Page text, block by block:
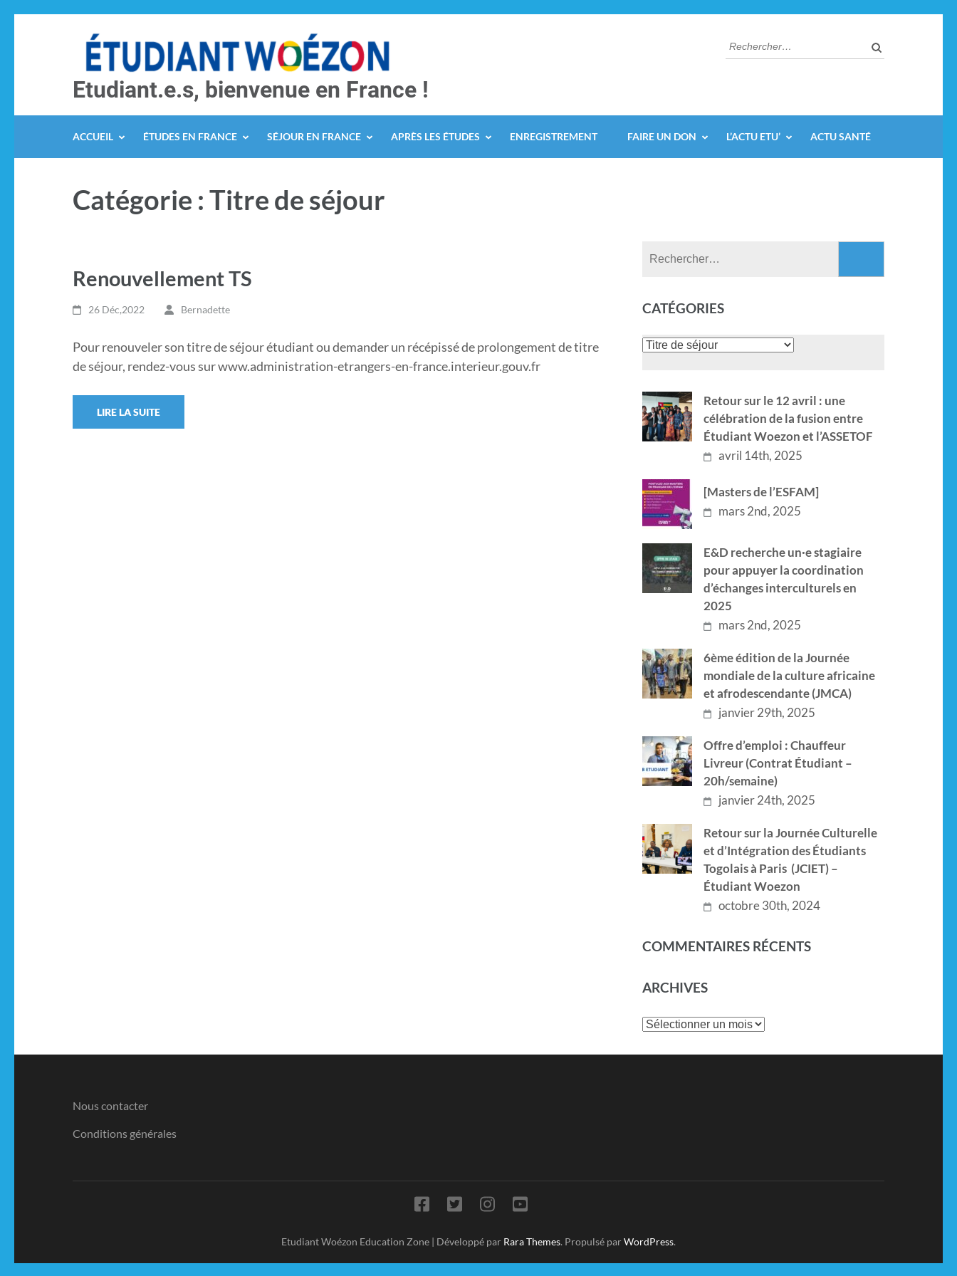
Etudiant.e.s, bienvenue en France !
ACCUEIL ÉTUDES EN FRANCE SÉJOUR EN FRANCE APRÈS LES ÉTUDES ENREGISTREMENT FAIRE UN DON L’ACTU ETU’ ACTU SANTÉ
Catégorie :Titre de séjour
Renouvellement TS
26 Déc,2022 Bernadette
Pour renouveler son titre de séjour étudiant ou demander un récépissé de prolongement de titre
de séjour, rendez-vous sur www.administration-etrangers-en-france.interieur.gouv.fr
LIRE LA SUITE
CATÉGORIES
Retour sur le 12 avril : une
célébration de la fusion entre
Étudiant Woezon et l’ASSETOF
avril 14th, 2025
[Masters de l’ESFAM]
mars 2nd, 2025
E&D recherche un·e stagiaire
pour appuyer la coordination
d’échanges interculturels en
2025
mars 2nd, 2025
6ème édition de la Journée
mondiale de la culture africaine
et afrodescendante (JMCA)
janvier 29th, 2025
Offre d’emploi : Chauffeur
Livreur (Contrat Étudiant –
20h/semaine)
janvier 24th, 2025
Retour sur la Journée Culturelle
et d’Intégration des Étudiants
Togolais à Paris (JCIET) –
Étudiant Woezon
octobre 30th, 2024
COMMENTAIRES RÉCENTS
ARCHIVES
Nous contacter
Conditions générales
Etudiant Woézon Education Zone | Développé par Rara Themes. Propulsé parWordPress.